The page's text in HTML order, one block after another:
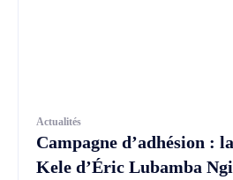
Actualités
Campagne d’adhésion :
Kele d’Éric Lubamba